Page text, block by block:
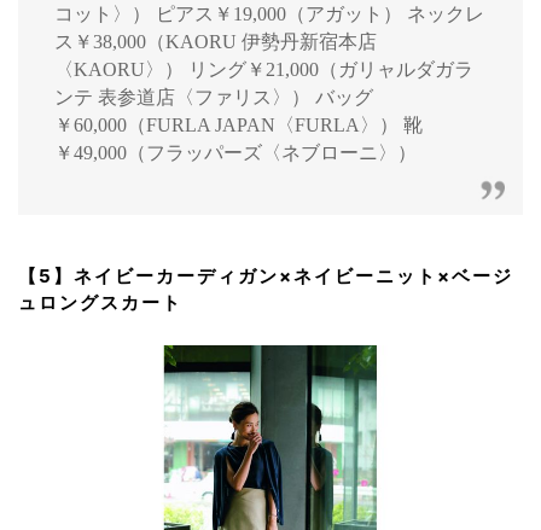
コット〉） ピアス￥19,000（アガット） ネックレ
ス￥38,000（KAORU 伊勢丹新宿本店
〈KAORU〉） リング￥21,000（ガリャルダガラ
ンテ 表参道店〈ファリス〉） バッグ
￥60,000（FURLA JAPAN〈FURLA〉） 靴
￥49,000（フラッパーズ〈ネブローニ〉）
【5】ネイビーカーディガン×ネイビーニット×ベージ
ュロングスカート